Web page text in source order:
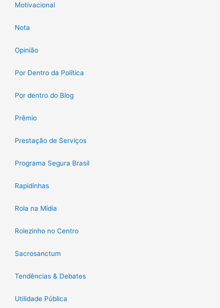
Motivacional
Nota
Opinião
Por Dentro da Política
Por dentro do Blog
Prêmio
Prestação de Serviços
Programa Segura Brasil
Rapidinhas
Rola na Mídia
Rolezinho no Centro
Sacrosanctum
Tendências & Debates
Utilidade Pública